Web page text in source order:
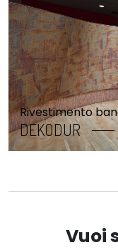
Rivestimento
DEKODUR
Vuoi